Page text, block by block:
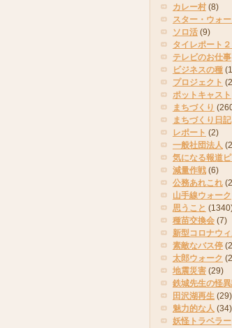
カレー村 (8)
スター・ウォ
ソロ活 (9)
タイレポート
テレビのお仕事
ビジネスの種
プロジェクト
ポットキャスト
まちづくり
まちづくり日記
レポート (2)
一般社団法人
気になる報道
減量作戦 (6)
公務あれこれ
山手線ウォーク
思うこと
種苗交換会 (7)
新型コロナウ
素敵なバス停
太郎ウォーク
地震災害 (29)
鉄城先生の怪
田沢湖再生 (29)
魅力的な人 (34)
妖怪トラベラー